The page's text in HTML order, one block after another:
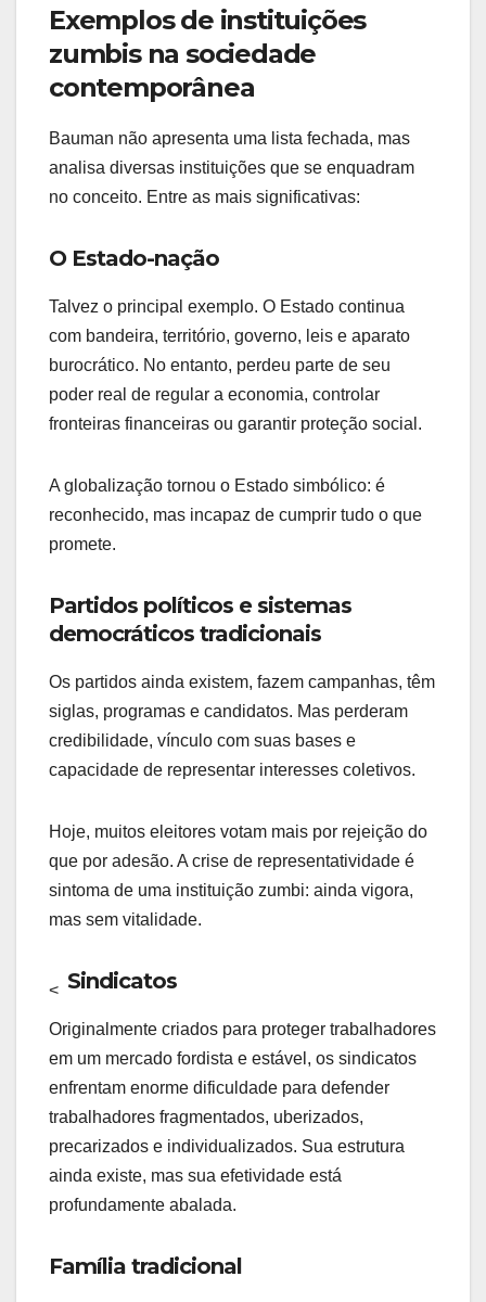
Exemplos de instituições
zumbis na sociedade
contemporânea
Bauman não apresenta uma lista fechada, mas
analisa diversas instituições que se enquadram
no conceito. Entre as mais significativas:
O Estado-nação
Talvez o principal exemplo. O Estado continua
com bandeira, território, governo, leis e aparato
burocrático. No entanto, perdeu parte de seu
poder real de regular a economia, controlar
fronteiras financeiras ou garantir proteção social.
A globalização tornou o Estado simbólico: é
reconhecido, mas incapaz de cumprir tudo o que
promete.
Partidos políticos e sistemas
democráticos tradicionais
Os partidos ainda existem, fazem campanhas, têm
siglas, programas e candidatos. Mas perderam
credibilidade, vínculo com suas bases e
capacidade de representar interesses coletivos.
Hoje, muitos eleitores votam mais por rejeição do
que por adesão. A crise de representatividade é
sintoma de uma instituição zumbi: ainda vigora,
mas sem vitalidade.
< Sindicatos
Originalmente criados para proteger trabalhadores
em um mercado fordista e estável, os sindicatos
enfrentam enorme dificuldade para defender
trabalhadores fragmentados, uberizados,
precarizados e individualizados. Sua estrutura
ainda existe, mas sua efetividade está
profundamente abalada.
Família tradicional